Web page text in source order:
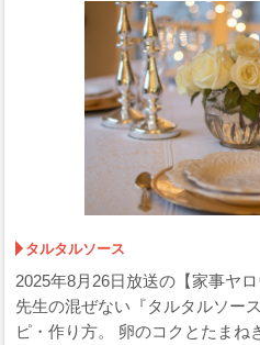
タルタルソース
2025年8月26日放送の【家事ヤ
先生の混ぜない『タルタルソー
ピ・作り方。 卵のコクとたまね